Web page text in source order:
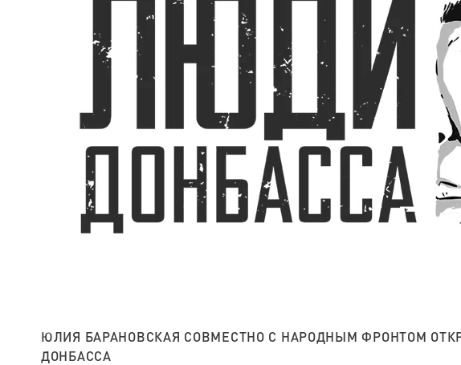
ЮЛИЯ БАРАНОВСКАЯ СОВМЕСТНО С НАРОДНЫМ ФРОНТОМ
ДОНБАССА